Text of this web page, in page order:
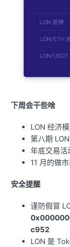
下周会干些啥
LON 经济
第八期
年底交易活
11 月的做
安全提醒
谨防假冒
c952
LON 是